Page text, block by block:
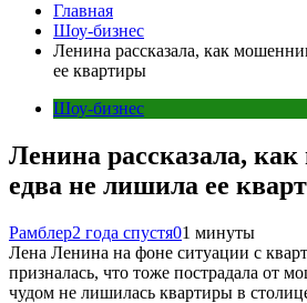
Главная
Шоу-бизнес
Ленина рассказала, как
ее квартиры
Шоу-бизнес
Ленина рассказала,
едва не лишила ее
Рамблер2 года спустя01 минуты
Лена Ленина на фоне ситуации с
призналась, что тоже пострадала от
чудом не лишилась квартиры в